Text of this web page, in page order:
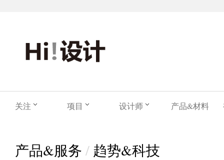
关注 项目 设计师 产品&材料
产品&服务 / 趋势&科技